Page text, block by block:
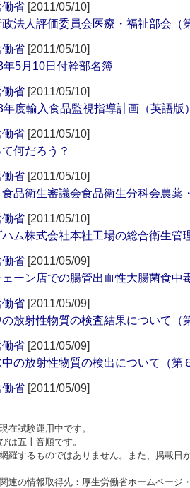
働省 [2011/05/10]
法人評価委員会医療・福祉部会（
働省 [2011/05/10]
年5月10日付幹部名簿
働省 [2011/05/10]
度輸入食品監視指導計画（英語版）
働省 [2011/05/10]
何だろう？
働省 [2011/05/10]
品衛生審議会食品衛生分科会農薬
働省 [2011/05/10]
ハム株式会社本社工場の総合衛生管
働省 [2011/05/09]
ーン店での腸管出血性大腸菌食中
働省 [2011/05/09]
放射性物質の検査結果について（
働省 [2011/05/09]
の放射性物質の検出について（第
働省 [2011/05/09]
在試験運用中です。
は五十音順です。
羅するものではありません。また、掲載
連の情報取得先：厚生労働省ホームページ